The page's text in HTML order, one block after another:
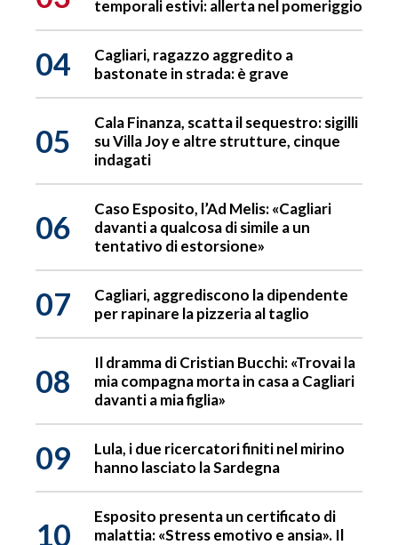
temporali estivi: allerta nel pomeriggio
04
Cagliari, ragazzo aggredito a
bastonate in strada: è grave
05
Cala Finanza, scatta il sequestro: sigilli
su Villa Joy e altre strutture, cinque
indagati
06
Caso Esposito, l’Ad Melis: «Cagliari
davanti a qualcosa di simile a un
tentativo di estorsione»
07
Cagliari, aggrediscono la dipendente
per rapinare la pizzeria al taglio
08
Il dramma di Cristian Bucchi: «Trovai la
mia compagna morta in casa a Cagliari
davanti a mia figlia»
09
Lula, i due ricercatori finiti nel mirino
hanno lasciato la Sardegna
10
Esposito presenta un certificato di
malattia: «Stress emotivo e ansia». Il